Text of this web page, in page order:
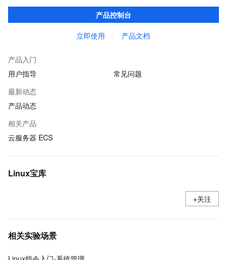
在提供云上最佳用户体验的同时，也针对阿里云基础设施做了深度
产品控制台
立即使用 产品文档
产品入门
用户指导
常见问题
最新动态
产品动态
相关产品
云服务器 ECS
Linux宝库
+关注
相关实验场景